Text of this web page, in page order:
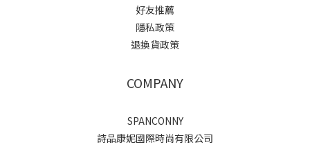
好友推薦
隱私政策
退換貨政策
COMPANY
SPANCONNY
詩品康妮國際時尚有限公司